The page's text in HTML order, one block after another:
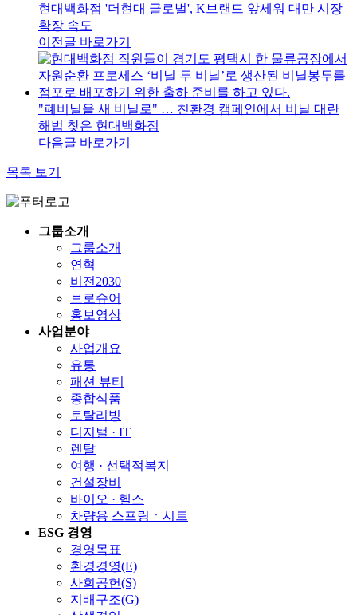
현대백화점 '더현대 글로벌', K브랜드 앞세워 대만 시장
확장 속도
이전글 바로가기
"폐비닐을 새 비닐로" … 친환경 캠페인에서 비닐 대란
해법 찾은 현대백화점
다음글 바로가기
목록 보기
그룹소개
그룹소개
연혁
비전2030
브로슈어
홍보영상
사업분야
사업개요
유통
패션 뷰티
종합식품
토탈리빙
디지털 · IT
렌탈
여행 · 선택적복지
건설장비
바이오 · 헬스
차량용 스프링ㆍ시트
ESG 경영
경영목표
환경경영(E)
사회공헌(S)
지배구조(G)